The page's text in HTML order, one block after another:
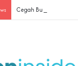
Cegah Buruh Terjerat